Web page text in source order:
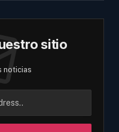
sitio
noticias